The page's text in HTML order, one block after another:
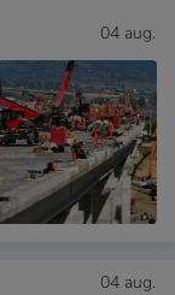
04 aug.
04 aug.